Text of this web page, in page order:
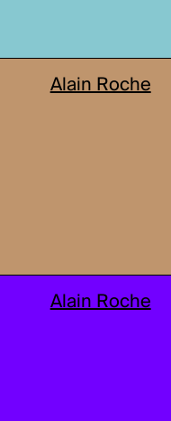
Alain Roche
Alain Roche